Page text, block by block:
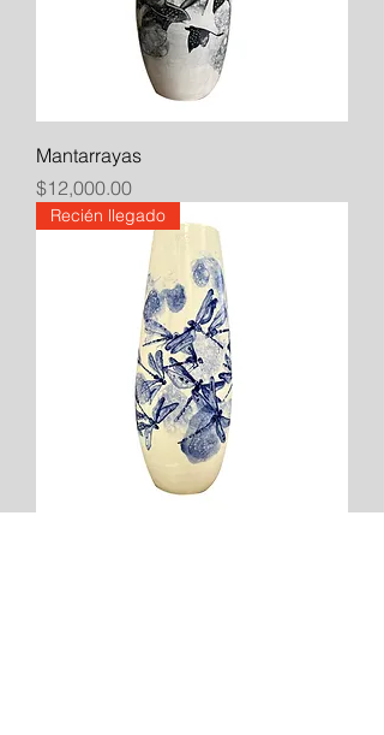
Mantarrayas
Precio
$12,000.00
Recién llegado